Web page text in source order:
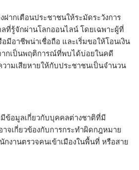
ฝากเตือนประชาชนให้ระมัดระวังการ
ที่รู้จักผ่านโลกออนไลน์ โดยเฉพาะผู้ที่
มีอาชีพน่าเชื่อถือ และเริ่มขอให้โอนเงิน
ากเป็นพฤติการณ์ที่พบได้บ่อยในคดี
วามเสียหายให้กับประชาชนเป็นจำนวน
ข้อมูลเกี่ยวกับบุคคลต่างชาติที่มี
จเกี่ยวข้องกับการกระทำผิดกฎหมาย
งานตรวจคนเข้าเมืองในพื้นที่ หรือสาย